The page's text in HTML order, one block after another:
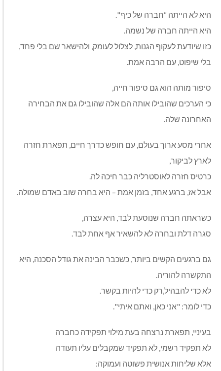
היא לא הייתה “חברה של כיף".
היא הייתה חברה של נשמה.
כזו שיודעת לעקוף הגנות, לצלול לעומק, ולהישאר שם בלי פחד,
בלי שיפוט, עם הרבה אמת.
סיפור מותה הוא גם סיפור חייה,
כי הערכים שהובילו אותה הם אלה שהובילו גם את הבחירה
האחרונה שלה.
אחרי מסע ארוך בעולם, עם חופש כדרך חיים, תפארת חזרה
לארץ לביקור,
כרטיס חזרה לאוסטרליה כבר חיכה לה.
אבל אז, ברגע אחד, בזמן אמת – היא בחרה שוב באדם שמולה.
כשראתה חברה שנוסעת לבד, היא עצרה,
סגרה דלת ובחרה לא להשאיר אף אחת לבד.
גם ברגעים הקשים ביותר, כשכבר הבינה את גודל הסכנה, היא
התקשרה להוריה.
לא כדי להבהיל,רק כדי להיות בקשר.
כדי לומר: "אני כאן, ואתם איתי".
בעיניי, תפארת נרצחה בעת מילוי תפקידה כחברה
לא תפקיד רשמי, לא תפקיד שמקבלים עליו תעודה
אלא שליחות אנושית פשוטה ועמוקה: